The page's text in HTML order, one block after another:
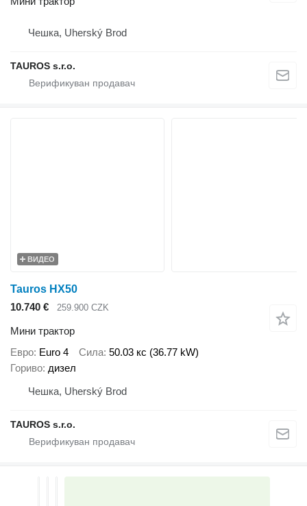
Чешка, Uherský Brod
TAUROS s.r.o.
ВИДЕО
Tauros HX50
10.740 €
259.900 CZK
Мини трактор
Евро Euro 4 Сила 50.03 кс (36.77 kW)
Гориво дизел
Чешка, Uherský Brod
TAUROS s.r.o.